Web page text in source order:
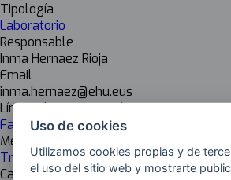
Tipología
Laboratorio
Responsable
Inma Hernaez Rioja
Email
inma.hernaez@ehu.eus
Líneas de investigación
Fabricación digital + Digitalización +
Mejoras / Ámbito
Transversal en ICCs
Cadena de valor
Uso de cookies
Utilizamos cookies propias y de
el uso del sitio web y mostrarte